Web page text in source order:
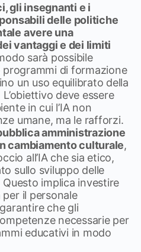
gli insegnanti e i
delle politiche
avere una
vantaggi e dei limiti
sarà possibile
programmi di formazione
un uso equilibrato della
deve essere
in cui l’IA non
umane, ma le rafforzi.
amministrazione
cambiamento culturale,
all’IA che sia etico,
sullo sviluppo delle
implica investire
il personale
che gli
necessarie per
educativi in modo